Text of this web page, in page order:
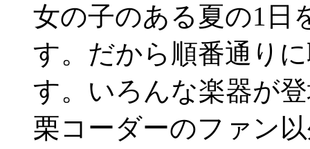
女の子のある夏の1日
す。だから順番通り
す。いろんな楽器が
栗コーダーのファン